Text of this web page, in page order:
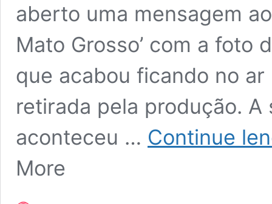
aberto uma mensagem
Mato Grosso’ com a foto
que acabou ficando no
retirada pela produção.
aconteceu … Continue
More